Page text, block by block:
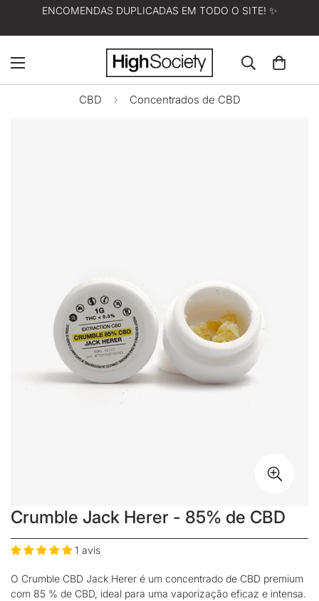
ENCOMENDAS DUPLICADAS EM TODO O SITE! ✨
CBD Concentrados de CBD
Crumble Jack Herer - 85% de CBD
1 avis
O Crumble CBD Jack Herer é um concentrado de CBD premium
com 85 % de CBD, ideal para uma vaporização eficaz e intensa.